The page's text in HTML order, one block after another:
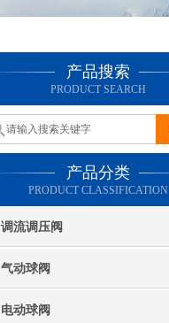
产品搜索
PRODUCT SEARCH
产品分类
PRODUCT CLASSIFICATION
调流调压阀
气动球阀
电动球阀